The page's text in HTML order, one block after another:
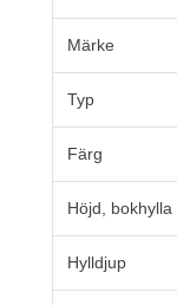
Märke
Typ
Färg
Höjd, bokhylla
Hylldjup